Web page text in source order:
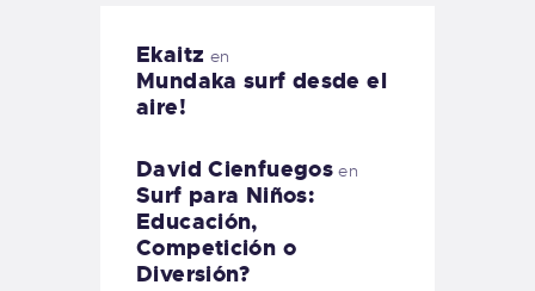
Ekaitz en
Mundaka surf desde el
aire!
David Cienfuegos en
Surf para Niños:
Educación,
Competición o
Diversión?